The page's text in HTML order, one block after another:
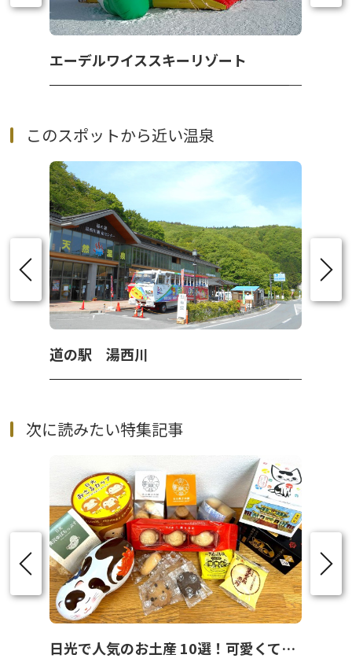
エーデルワイススキーリゾート
このスポットから近い温泉
道の駅 湯西川
次に読みたい特集記事
日光で人気のお土産 10選！可愛くて美味しいお菓子を紹介！